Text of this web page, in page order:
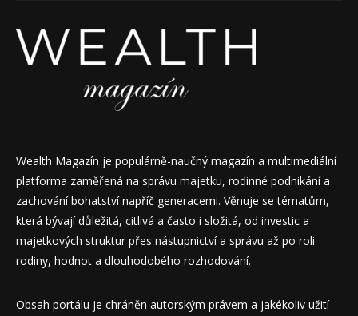
Wealth Magazín je populárně-naučný magazín a multimediální
platforma zaměřená na správu majetku, rodinné podnikání a
zachování bohatství napříč generacemi. Věnuje se tématům,
která bývají důležitá, citlivá a často i složitá, od investic a
majetkových struktur přes nástupnictví a správu až po roli
rodiny, hodnot a dlouhodobého rozhodování.
Obsah portálu je chráněn autorským právem a jakékoliv užití